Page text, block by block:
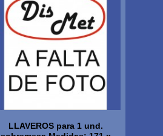
LLAVEROS para 1 und.